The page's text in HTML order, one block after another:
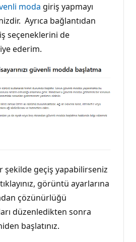
moda giriş yapmayı
Ayrıca bağlantıdan
seçeneklerini de
ederim.
şekilde geçiş yapabilirseniz
görüntü ayarlarına
çözünürlüğü
düzenledikten sonra
başlatınız.